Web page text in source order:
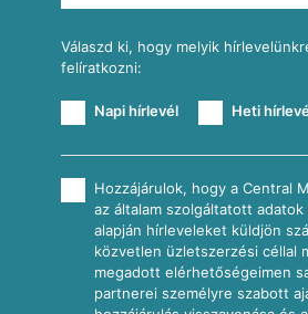
Válaszd ki, hogy melyik
felíratkozni:
Napi hírlevél Heti
Hozzájárulok, hogy a Central
az általam szolgáltatott
alapján hírleveleket küldjön
közvetlen üzletszerzési céllal
megadott elérhetőségeimen
partnerei személyre szabott